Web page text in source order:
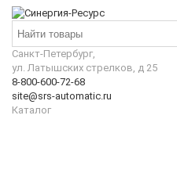
Санкт-Петербург,
ул. Латышских стрелков, д 25
8-800-600-72-68
site@srs-automatic.ru
Каталог